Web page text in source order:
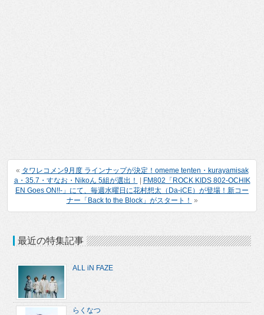
« タワレコメン9月度 ラインナップが決定！omeme tenten・kurayamisak
a・35.7・すなお・Nikoん 5組が選出！
FM802「ROCK KIDS 802-OCHIK
EN Goes ON!!-」にて、毎週水曜日に花村想太（Da-iCE）が登場！新コー
ナー「Back to the Block」がスタート！ »
最近の特集記事
ALL iN FAZE
らくなつ